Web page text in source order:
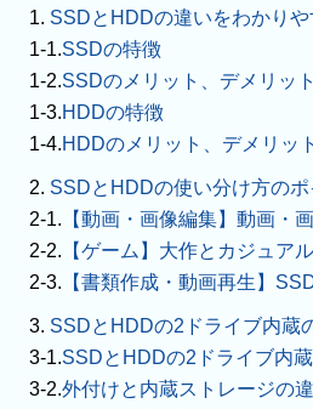
1. SSDとHDDの違いをわかりや
SSDの特徴
SSDのメリット、デメリット
HDDの特徴
HDDのメリット、デメリット
2. SSDとHDDの使い分け方のポ
【動画・画像編集】動画・
【ゲーム】大作とカジュア
【書類作成・動画再生】
3. SSDとHDDの2ドライブ内蔵
SSDとHDDの2ドライブ内
外付けと内蔵ストレージの